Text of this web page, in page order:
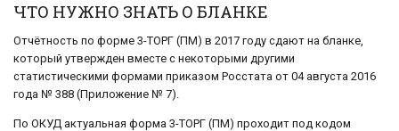
ЧТО НУЖНО ЗНАТЬ О БЛАНКЕ
Отчётность по форме 3-ТОРГ (ПМ) в 2017 году сдают на бланке,
который утвержден вместе с некоторыми другими
статистическими формами приказом Росстата от 04 августа 2016
года № 388 (Приложение № 7).
По ОКУД актуальная форма 3-ТОРГ (ПМ) проходит под кодом